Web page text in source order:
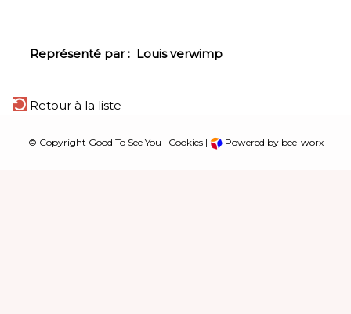
Représenté par : Louis verwimp
Retour à la liste
© Copyright Good To See You | Cookies| Powered by bee-worx